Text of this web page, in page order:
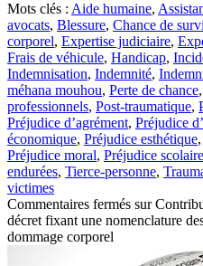
Mots clés : Aide humaine,
avocats, Blessure, Chance de
corporel, Expertise judiciaire,
Frais de véhicule, Handicap,
Indemnisation, Indemnité,
méhana mouhou, Perte de chance,
professionnels, Post-traumatique,
Préjudice d’agrément, Préjudice
économique, Préjudice esthétique,
Préjudice moral, Préjudice scolaire
endurées, Tierce-personne,
victimes
Commentaires fermés sur
décret fixant une nomenclature
dommage corporel